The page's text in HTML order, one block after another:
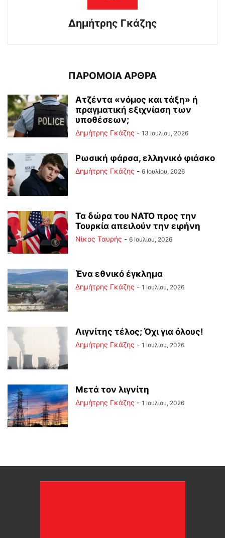
Δημήτρης Γκάζης
ΠΑΡΟΜΟΙΑ ΑΡΘΡΑ
Ατζέντα «νόμος και τάξη» ή
πραγματική εξιχνίαση των
υποθέσεων;
Δημήτρης Γκάζης - 13 Ιουλίου, 2026
Ρωσική φάρσα, ελληνικό φιάσκο
Δημήτρης Γκάζης - 6 Ιουλίου, 2026
Τα δώρα του ΝΑΤΟ προς την
Τουρκία απειλούν την ειρήνη
Νίκος Ταυρής - 6 Ιουλίου, 2026
Ένα εθνικό έγκλημα
Δημήτρης Γκάζης - 1 Ιουλίου, 2026
Λιγνίτης τέλος; Όχι για όλους!
Δημήτρης Γκάζης - 1 Ιουλίου, 2026
Μετά τον λιγνίτη
Δημήτρης Γκάζης - 1 Ιουλίου, 2026